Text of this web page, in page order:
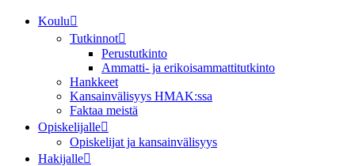
Koulu
Tutkinnot
Perustutkinto
Ammatti- ja erikoisammattitutkinto
Hankkeet
Kansainvälisyys HMAK:ssa
Faktaa meistä
Opiskelijalle
Opiskelijat ja kansainvälisyys
Hakijalle